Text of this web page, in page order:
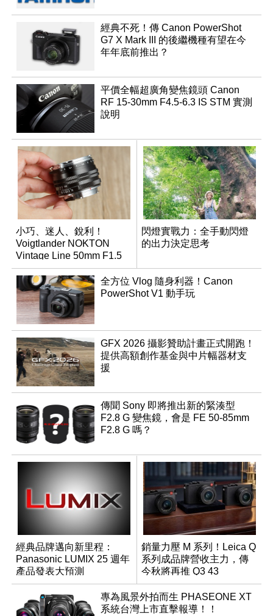
經典不死！傳 Canon PowerShot
G7 X Mark III 的後繼機種有望在今
年年底前推出？
平價全幅超廣角變焦鏡頭 Canon
RF 15-30mm F4.5-6.3 IS STM 實測
說明
小巧、迷人、銳利！
Voigtlander NOKTON
Vintage Line 50mm F1.5
ASPH II
閃燈實戰力：全手動閃燈
的出力決定思考
全方位 Vlog 隨身利器！Canon
PowerShot V1 動手玩
GFX 2026 攝影贊助計畫正式開跑！
提供高額創作基金與中片幅器材支
援
傳聞 Sony 即將推出新的緊湊型
F2.8 G 變焦鏡，會是 FE 50-85mm
F2.8 G 嗎？
經典品牌邁向新里程：
Panasonic LUMIX 25 週年
產品發表大預測
銷量力壓 M 系列！Leica Q
系列成品牌營收主力，傳
今秋將再推 Q3 43
Monochrom
專為風景外拍而生 PHASEONE XT
系統台灣上市直擊報導！！